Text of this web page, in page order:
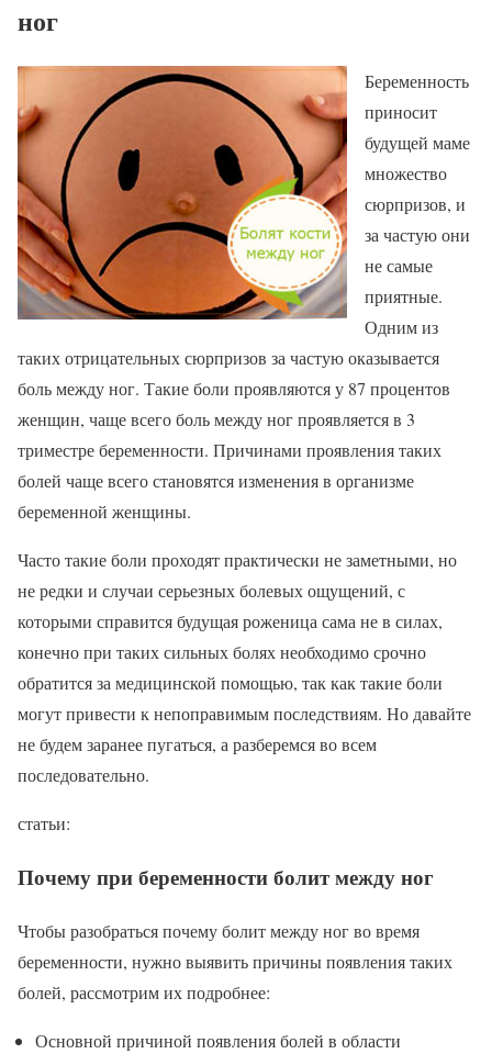
ног
Беременность
приносит
будущей маме
множество
сюрпризов, и
за частую они
не самые
приятные.
Одним из
таких отрицательных сюрпризов за частую оказывается
боль между ног. Такие боли проявляются у 87 процентов
женщин, чаще всего боль между ног проявляется в 3
триместре беременности. Причинами проявления таких
болей чаще всего становятся изменения в организме
беременной женщины.
Часто такие боли проходят практически не заметными, но
не редки и случаи серьезных болевых ощущений, с
которыми справится будущая роженица сама не в силах,
конечно при таких сильных болях необходимо срочно
обратится за медицинской помощью, так как такие боли
могут привести к непоправимым последствиям. Но давайте
не будем заранее пугаться, а разберемся во всем
последовательно.
статьи:
Почему при беременности болит между ног
Чтобы разобраться почему болит между ног во время
беременности, нужно выявить причины появления таких
болей, рассмотрим их подробнее:
Основной причиной появления болей в области